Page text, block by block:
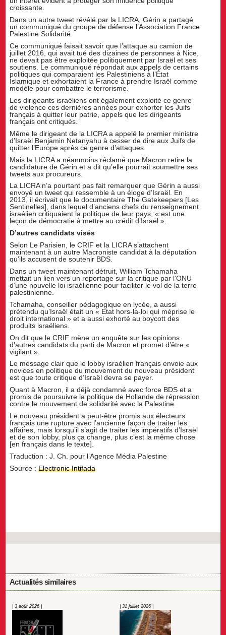
croissante.
Dans un autre tweet révélé par la LICRA, Gérin a partagé
un communiqué du groupe de défense l’Association France
Palestine Solidarité.
Ce communiqué faisait savoir que l’attaque au camion de
juillet 2016, qui avait tué des dizaines de personnes à Nice,
ne devait pas être exploitée politiquement par Israël et ses
soutiens. Le communiqué répondait aux appels de certains
politiques qui comparaient les Palestiniens à l’État
Islamique et exhortaient la France à prendre Israël comme
modèle pour combattre le terrorisme.
Les dirigeants israéliens ont également exploité ce genre
de violence ces dernières années pour exhorter les Juifs
français à quitter leur patrie, appels que les dirigeants
français ont critiqués.
Même le dirigeant de la LICRA a appelé le premier ministre
d’Israël Benjamin Netanyahu à cesser de dire aux Juifs de
quitter l’Europe après ce genre d’attaques.
Mais la LICRA a néanmoins réclamé que Macron retire la
candidature de Gérin et a dit qu’elle pourrait soumettre ses
tweets aux procureurs.
La LICRA n’a pourtant pas fait remarquer que Gérin a aussi
envoyé un tweet qui ressemble à un éloge d’Israël. En
2013, il écrivait que le documentaire The Gatekeepers [Les
Sentinelles], dans lequel d’anciens chefs du renseignement
israélien critiquaient la politique de leur pays, « est une
leçon de démocratie à mettre au crédit d’Israël ».
D’autres candidats visés
Selon Le Parisien, le CRIF et la LICRA s’attachent
maintenant à un autre Macroniste candidat à la députation
qu’ils accusent de soutenir BDS.
Dans un tweet maintenant détruit, William Tchamaha
mettait un lien vers un reportage sur la critique par l’ONU
d’une nouvelle loi israélienne pour faciliter le vol de la terre
palestinienne.
Tchamaha, conseiller pédagogique en lycée, a aussi
prétendu qu’Israël était un « Etat hors-la-loi qui méprise le
droit international » et a aussi exhorté au boycott des
produits israéliens.
On dit que le CRIF mène un enquête sur les opinions
d’autres candidats du parti de Macron et promet d’être «
vigilant ».
Le message clair que le lobby israélien français envoie aux
novices en politique du mouvement du nouveau président
est que toute critique d’Israël devra se payer.
Quant à Macron, il a déjà condamné avec force BDS et a
promis de poursuivre la politique de Hollande de répression
contre le mouvement de solidarité avec la Palestine.
Le nouveau président a peut-être promis aux électeurs
français une rupture avec l’ancienne façon de traiter les
affaires, mais lorsqu’il s’agit de traiter les impératifs d’Israël
et de son lobby, plus ça change, plus c’est la même chose
[en français dans le texte].
Traduction : J. Ch. pour l’Agence Média Palestine
Source :Electronic Intifada
Actualités similaires
| 3 août 2026 | | 31 juillet 2026 |